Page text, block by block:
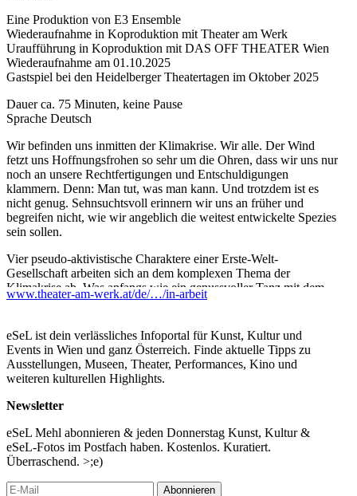
Eine Produktion von E3 Ensemble
Wiederaufnahme in Koproduktion mit Theater am Werk
Uraufführung in Koproduktion mit DAS OFF THEATER Wien
Wiederaufnahme am 01.10.2025
Gastspiel bei den Heidelberger Theatertagen im Oktober 2025
Dauer ca. 75 Minuten, keine Pause
Sprache Deutsch
Wir befinden uns inmitten der Klimakrise. Wir alle. Der Wind
fetzt uns Hoffnungsfrohen so sehr um die Ohren, dass wir uns nur
noch an unsere Rechtfertigungen und Entschuldigungen
klammern. Denn: Man tut, was man kann. Und trotzdem ist es
nicht genug. Sehnsuchtsvoll erinnern wir uns an früher und
begreifen nicht, wie wir angeblich die weitest entwickelte Spezies
sein sollen.
Vier pseudo-aktivistische Charaktere einer Erste-Welt-
Gesellschaft arbeiten sich an dem komplexen Thema der
Klimakrise ab. Was anfangs wie ein genussvoller Tanz mit dem
Wind wirkt, entwickelt sich zum ohnmächtigen Kampf gegen
E-Gitarren und Effektgeräten einen sphärischen Klangteppich,
der sich durch die gesamte Performance zieht und die Grundlage
dieser poetischen Dystopie schafft.
IN ARBEIT wurde im Mai 2023 im DAS OFF THEATER an
sechs Spielterminen uraufgeführt und war im Juli 2023 beim
September 2023 wurde an sechs weiteren Spielterminen die
Neubearbeitung “IN ARBEIT IN ARBEIT, Die Neubearbeitung
von IN ARBEIT” im DAS OFF THEATER Wien uraufgeführt.
Das 2013 gegründete E3 Ensemble ist eine freie Wiener
www.theater-am-werk.at/de/…/in-arbeit
eSeL ist dein verlässliches Infoportal für Kunst, Kultur und
Events in Wien und ganz Österreich. Finde aktuelle Tipps zu
Ausstellungen, Museen, Theater, Performances, Kino und
weiteren kulturellen Highlights.
Newsletter
eSeL Mehl abonnieren & jeden Donnerstag Kunst, Kultur &
eSeL-Fotos im Postfach haben. Kostenlos. Kuratiert.
Überraschend. >;e)
Abonnieren